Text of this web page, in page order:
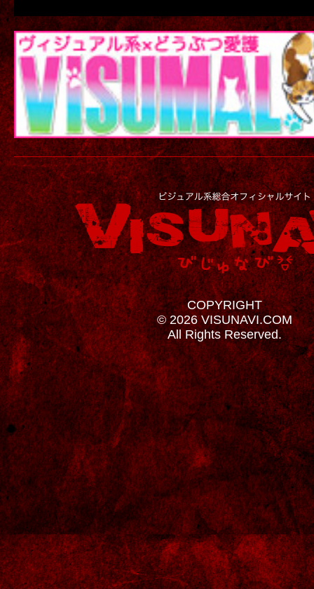
COPYRIGHT
© 2026 VISUNAVI.COM
All Rights Reserved.